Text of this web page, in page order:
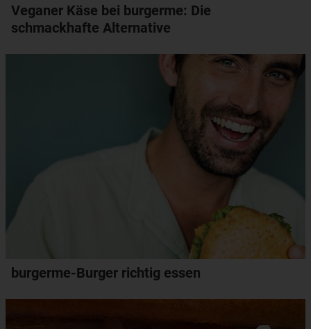
Veganer Käse bei burgerme: Die
schmackhafte Alternative
burgerme-Burger richtig essen